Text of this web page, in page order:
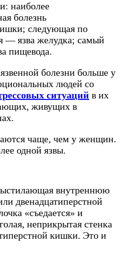
наиболее
болезнь
следующая по
— язва желудка; самый
пищевода.
болезни больше у
людей со
ситуаций в их
живущих в
чаще, чем у женщин.
одной язвы.
внутреннюю
двенадцатиперстной
«съедается» и
неприкрытая стенка
кишки. Это и